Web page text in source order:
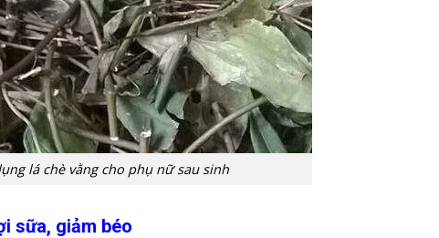
lá chè vằng cho phụ nữ sau sinh
sữa, giảm béo